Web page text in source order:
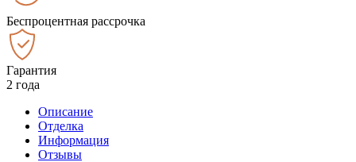
Беспроцентная рассрочка
Гарантия
2 года
Описание
Отделка
Информация
Отзывы